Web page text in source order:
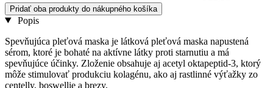
Pridať oba produkty do nákupného košíka
Popis
Spevňujúca pleťová maska je látková pleťová maska napustená
sérom, ktoré je bohaté na aktívne látky proti starnutiu a má
spevňujúce účinky. Zloženie obsahuje aj acetyl oktapeptid-3, ktorý
môže stimulovať produkciu kolagénu, ako aj rastlinné výťažky zo
centelly, boswellie a brezy.